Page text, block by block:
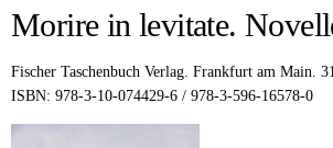
Texte.
Aktuell.
Morire in levitate.
Fischer Taschenbuch Verlag. Frankfurt am Main.
ISBN: 978-3-10-074429-6 / 978-3-596-16578-0